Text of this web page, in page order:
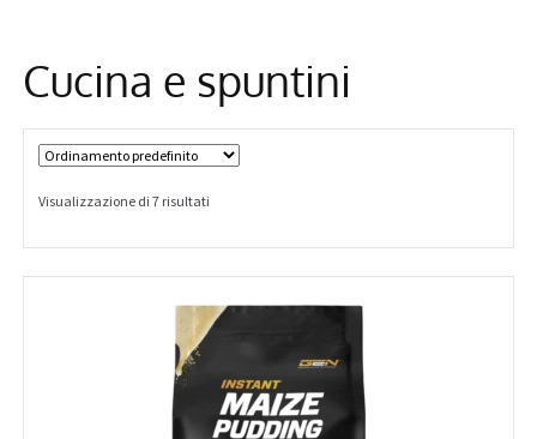
Cucina e spuntini
Visualizzazione di 7 risultati